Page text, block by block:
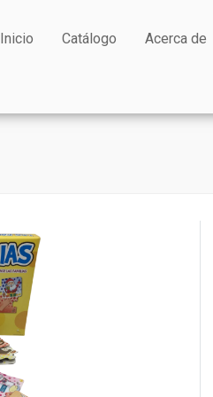
Inicio Catálogo Acerca de